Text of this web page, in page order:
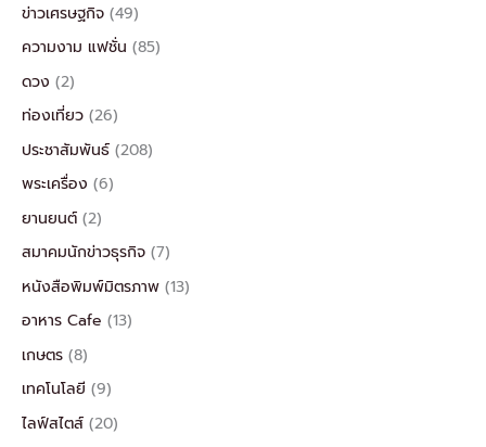
ข่าวเศรษฐกิจ (49)
ความงาม แฟชั่น (85)
ดวง (2)
ท่องเที่ยว (26)
ประชาสัมพันธ์ (208)
พระเครื่อง (6)
ยานยนต์ (2)
สมาคมนักข่าวธุรกิจ (7)
หนังสือพิมพ์มิตรภาพ (13)
อาหาร Cafe (13)
เกษตร (8)
เทคโนโลยี (9)
ไลฟ์สไตส์ (20)